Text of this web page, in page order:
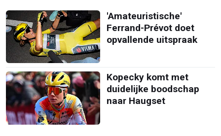
'Amateuristische'
Ferrand-Prévot doet
opvallende uitspraak
Kopecky komt met
duidelijke boodschap
naar Haugset